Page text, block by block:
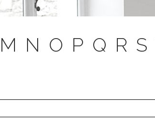
M N O P Q R S